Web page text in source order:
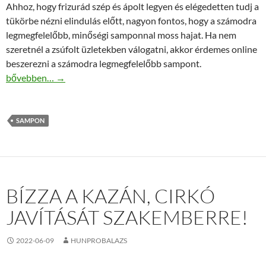
Ahhoz, hogy frizurád szép és ápolt legyen és elégedetten tudj a
tükörbe nézni elindulás előtt, nagyon fontos, hogy a számodra
legmegfelelőbb, minőségi samponnal moss hajat. Ha nem
szeretnél a zsúfolt üzletekben válogatni, akkor érdemes online
beszerezni a számodra legmegfelelőbb sampont.
Válaszd a hajadnak leginkább megfelelő sampont!
bővebben… →
SAMPON
BÍZZA A KAZÁN, CIRKÓ
JAVÍTÁSÁT SZAKEMBERRE!
2022-06-09 HUNPROBALAZS